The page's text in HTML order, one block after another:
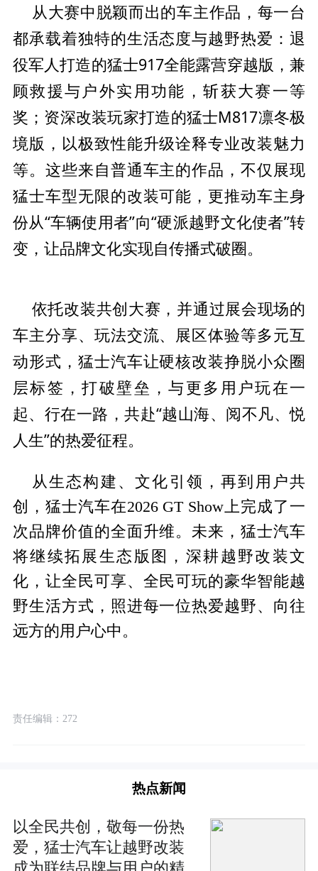
从 大赛中脱颖而出的车主作品，每一台
都承载着独特的生活态度与越野热爱：退
役军人打造的猛士917全能露营穿越版，兼
顾救援与户外实用功能，斩获大赛一等
奖；资深改装玩家打造的猛士M817凛冬极
境版，以极致性能升级诠释专业改装魅力
等。这些来自普通车主的作品，不仅展现
猛士车型无限的改装可能，更推动车主身
份从“车辆使用者”向“硬派越野文化使者”转
变，让品牌文化实现自传播式破圈。
依托改装共创 大赛，并通过展会现场的
车主分享、玩法交流、展区体验等多元互
动形式，猛士汽车让硬核改装挣脱小众圈
层标签，打破壁垒，与更多用户玩在一
起、行在一路，共赴“越山海、阅不凡、悦
人生”的热爱征程。
从生态构建、文化引领，再到用户共
创，猛士汽车在2026 GT Show上完成了一
次品牌价值的全面升维。未来，猛士汽车
将继续拓展生态版图，深耕越野改装文
化，让全民可享、全民可玩的豪华智能越
野生活方式，照进每一位热爱越野、向往
远方的用户心中。
责任编辑：272
热点新闻
以全民共创，敬每一份热
爱，猛士汽车让越野改装